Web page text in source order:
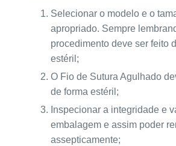
Selecionar o modelo e o
apropriado. Sempre
procedimento deve ser feito
estéril;
O Fio de Sutura Agulhado
de forma estéril;
Inspecionar a integridade e
embalagem e assim poder
assepticamente;